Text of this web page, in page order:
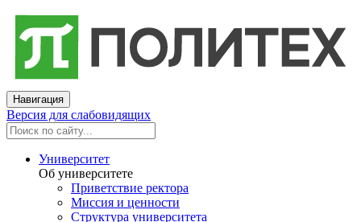
Навигация
Версия для слабовидящих
Университет
Об университете
Приветствие ректора
Миссия и ценности
Структура университета